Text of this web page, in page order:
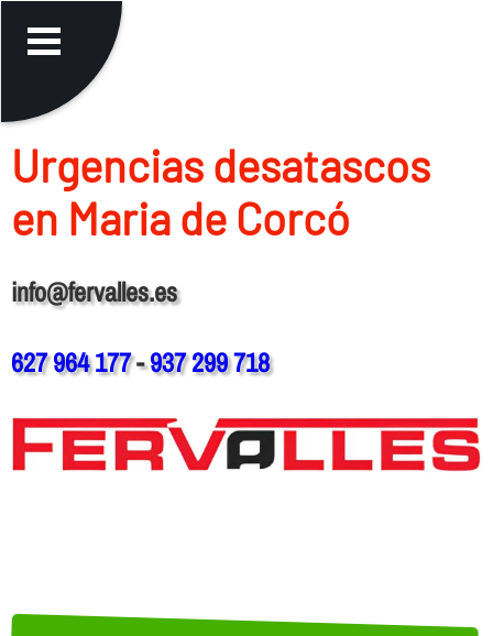
Urgencias desatascos
en Maria de Corcó
info@fervalles.es
627 964 177-937 299 718